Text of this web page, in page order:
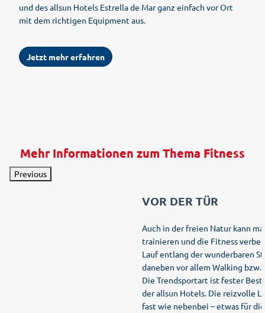
und des allsun Hotels Estrella de Mar ganz einfach vor Ort
mit dem richtigen Equipment aus.
Jetzt mehr erfahren
Mehr Informationen zum Thema Fitness
Previous
VOR DER TÜR
Auch in der freien Natur kann
trainieren und die Fitness
Lauf entlang der wunderbaren
daneben vor allem Walking
Die Trendsportart ist fester
der allsun Hotels. Die reizvolle
fast wie nebenbei – etwas für